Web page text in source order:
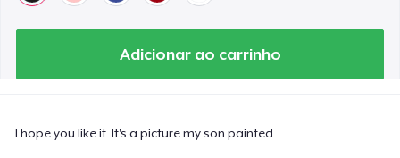
Adicionar ao carrinho
I hope you like it. It's a picture my son painted.